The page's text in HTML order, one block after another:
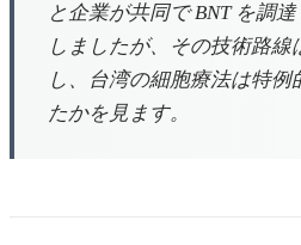
と企業が共同で BNT を調
しましたが、その技術路線
し、台湾の細胞療法は特
たかを見ます。